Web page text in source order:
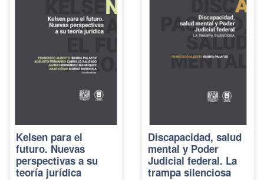
Kelsen para el
futuro. Nuevas
perspectivas a su
teoría jurídica
Discapacidad, salud
mental y Poder
Judicial federal. La
trampa silenciosa